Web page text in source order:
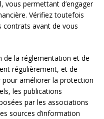
vous permettant d’engager
Vérifiez toutefois
contrats avant de vous
de la réglementation et de
régulièrement, et de
améliorer la protection
les publications
par les associations
sources d’information